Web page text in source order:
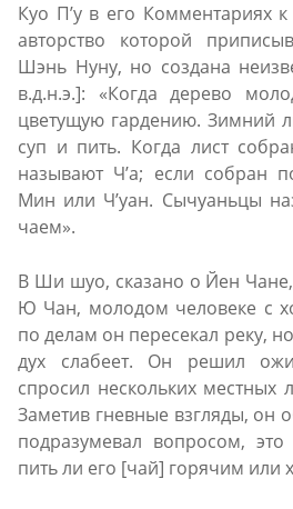
Куо П’у в его Комментариях
авторство которой
Шэнь Нуну, но создана
в.д.н.э.]: «Когда дерево
цветущую гардению. Зимний
суп и пить. Когда лист
называют Ч’а; если собран
Mин или Ч’уан. Сычуаньцы
чаем».
В Ши шуо, сказано о Йен Чане,
Ю Чaн, молодом человеке с
по делам он пересекал реку,
дух слабеет. Он решил
спросил нескольких местных
Заметив гневные взгляды, он
подразумевал вопросом,
пить ли его [чай] горячим или